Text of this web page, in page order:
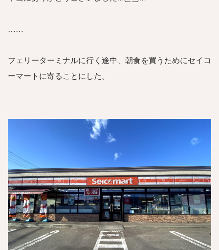
……
フェリーターミナルに行く途中、朝食を買うためにセイコ
ーマートに寄ることにした。